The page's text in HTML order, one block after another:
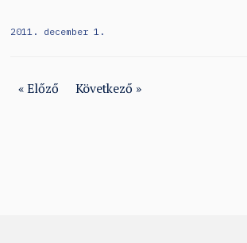
2011. december 1.
« Előző Következő »